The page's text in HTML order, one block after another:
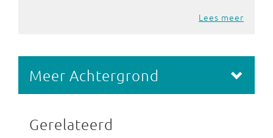
Lees meer
Meer Achtergrond
Gerelateerd